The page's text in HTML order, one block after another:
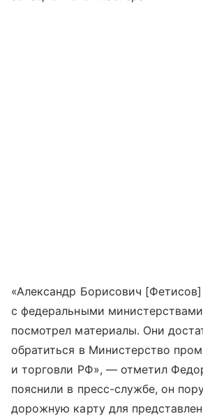
«Александр Борисович
с федеральными
посмотрел материалы. Они
обратиться в Министерство
и торговли РФ», — отметил
пояснили в пресс-службе, он
дорожную карту для